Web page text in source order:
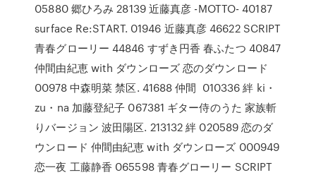
05880 郷ひろみ 28139 近藤真彦 -MOTTO- 40187
surface Re:START. 01946 近藤真彦 46622 SCRIPT
青春グローリー 44846 すずき円香 春ふたつ 40847
仲間由紀恵 with ダウンローズ 恋のダウンロード
00978 中森明菜 禁区. 41688 仲間 010336 絆 ki・
zu・na 加藤登紀子 067381 ギター侍のうた 家族斬
りバージョン 波田陽区. 213132 絆 020589 恋のダ
ウンロード 仲間由紀恵 with ダウンローズ 000949
恋一夜 工藤静香 065598 青春グローリー SCRIPT